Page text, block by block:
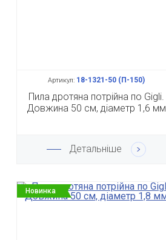
Артикул: 18-1321-50 (П-150)
Пила дротяна потрійна по Gigli.
Довжина 50 см, діаметр 1,6 мм
Детальніше
Новинка